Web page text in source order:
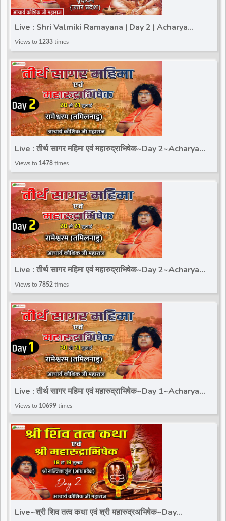
Live : Shri Valmiki Ramayana | Day 2 | Acharya
Kaushik Ji Maharaj | Vrindavan (Uttar Pradesh)
Views to 1233 times
Live : तीर्थ सागर महिमा एवं महारुद्राभिषेक~Day 2~Acharya
Kaushik Ji Maharaj~Rameswaram, Tamil Nadu
Views to 1478 times
Live : तीर्थ सागर महिमा एवं महारुद्राभिषेक~Day 2~Acharya
Kaushik Ji Maharaj~Rameswaram, Tamil Nadu
Views to 7852 times
Live : तीर्थ सागर महिमा एवं महारुद्राभिषेक~Day 1~Acharya
Kaushik Ji Maharaj~Rameswaram, Tamil Nadu
Views to 10699 times
Live~श्री शिव तत्व कथा एवं श्री महारुद्रअभिषेक~Day